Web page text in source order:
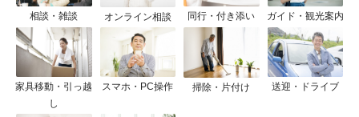
相談・雑談 オンライン相談 同行・付き添い ガイド・観光案内
家具移動・引っ越
し
スマホ・PC操作 掃除・片付け 送迎・ドライブ